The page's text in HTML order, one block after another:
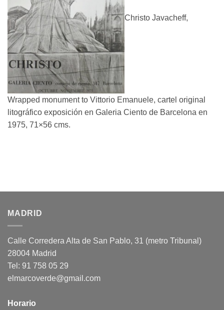
Christo Javacheff,
Wrapped monument to Vittorio Emanuele, cartel original
litográfico exposición en Galeria Ciento de Barcelona en
1975, 71×56 cms.
MADRID
Calle Corredera Alta de San Pablo, 31 (metro Tribunal)
28004 Madrid
Tel: 91 758 05 29
elmarcoverde@gmail.com
Horario